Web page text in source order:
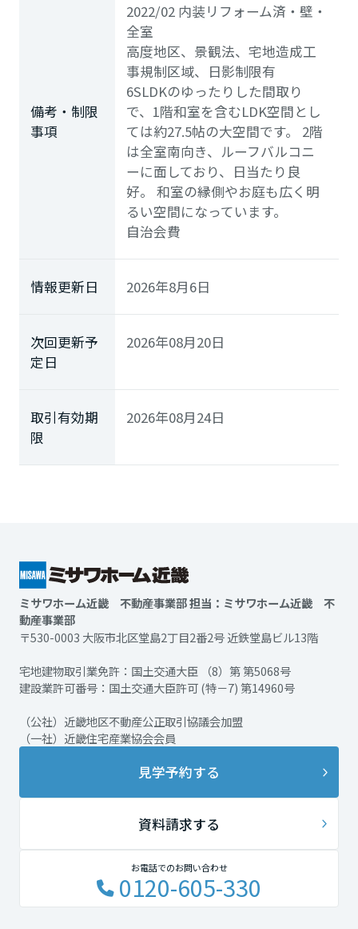
備考・制限
事項
2022/02 内装リフォーム済・壁・
全室
高度地区、景観法、宅地造成工
事規制区域、日影制限有
6SLDKのゆったりした間取り
で、1階和室を含むLDK空間とし
ては約27.5帖の大空間です。 2階
は全室南向き、ルーフバルコニ
ーに面しており、日当たり良
好。 和室の縁側やお庭も広く明
るい空間になっています。
自治会費
情報更新日 2026年8月6日
次回更新予
定日
2026年08月20日
取引有効期
限
2026年08月24日
ミサワホーム近畿 不動産事業部 担当：ミサワホーム近畿 不
動産事業部
〒530-0003 大阪市北区堂島2丁目2番2号 近鉄堂島ビル13階
宅地建物取引業免許：国土交通大臣 （8）第 第5068号
建設業許可番号：国土交通大臣許可 (特－7) 第14960号
（公社）近畿地区不動産公正取引協議会加盟
（一社）近畿住宅産業協会会員
見学予約する
資料請求する
お電話でのお問い合わせ
0120-605-330